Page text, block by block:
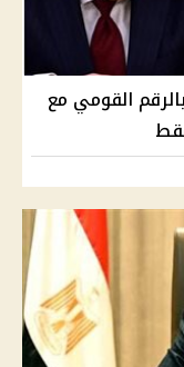
الاستعلام عن معاشات مارس 2026 بالرقم القومي مع